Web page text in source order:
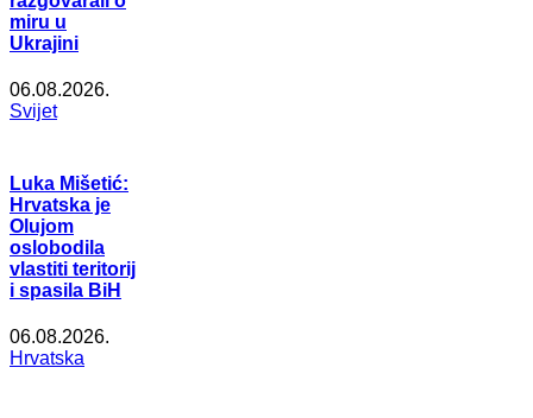
miru u
Ukrajini
06.08.2026.
Svijet
Luka Mišetić:
Hrvatska je
Olujom
oslobodila
vlastiti teritorij
i spasila BiH
06.08.2026.
Hrvatska